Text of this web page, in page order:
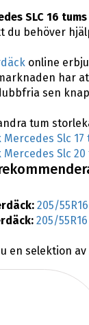
SLC 16
du behöver
online
har
sen
tum
Slc 17
Slc 20
205/55R16
205/55R16
en selektion av